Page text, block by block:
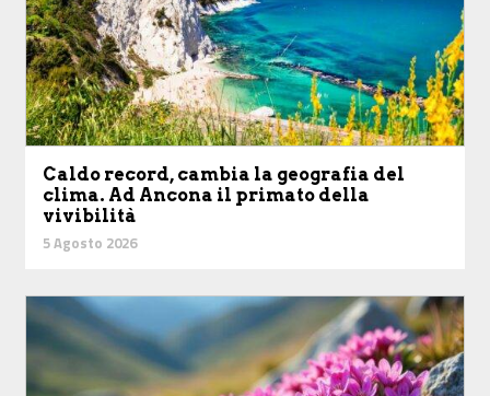
Caldo record, cambia la geografia del
clima. Ad Ancona il primato della
vivibilità
5 Agosto 2026